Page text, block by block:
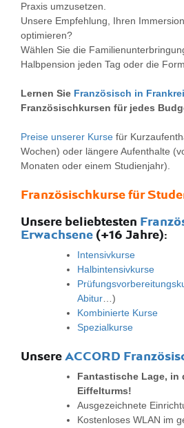
Praxis umzusetzen.
Unsere Empfehlung, Ihren
optimieren?
Wählen Sie die
Halbpension jeden Tag oder die
Lernen Sie Französisch in
Französischkursen für jedes
Preise unserer Kurse für
Wochen) oder längere Aufenthalte
Monaten oder einem Studienjahr).
Französischkursefür
Unsere beliebtesten
Erwachsene (+16 Jahre):
Intensivkurse
Halbintensivkurse
Abitur…)
Kombinierte Kurse
Spezialkurse
UnsereACCORD
Fantastische Lage, in
Eiffelturms!
Ausgezeichnete
Kostenloses WLAN im